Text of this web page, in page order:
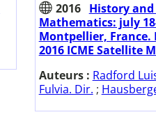
2016
History and
Mathematics: july
Montpellier, France.
2016 ICME Satellite
Auteurs : Radford
Fulvia. Dir. ;